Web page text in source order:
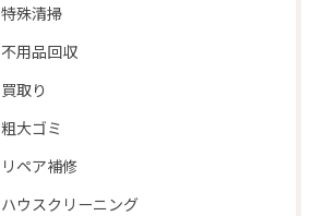
特殊清掃
不用品回収
買取り
粗大ゴミ
リペア補修
ハウスクリーニング